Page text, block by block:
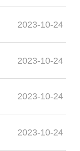
2023-10-24
2023-10-24
2023-10-24
2023-10-24